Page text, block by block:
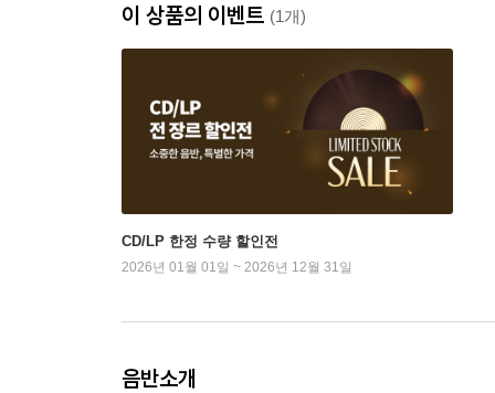
이 상품의 이벤트 (1개)
CD/LP 한정 수량 할인전
2026년 01월 01일 ~ 2026년 12월 31일
음반소개